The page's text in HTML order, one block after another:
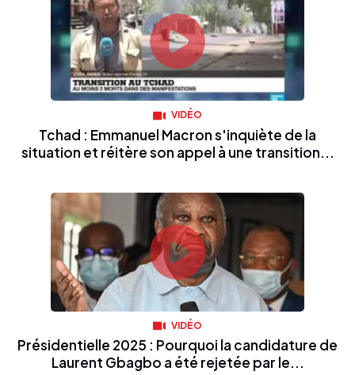
VIDÉO
Tchad : Emmanuel Macron s'inquiète de la
situation et réitère son appel à une transition...
VIDÉO
Présidentielle 2025 : Pourquoi la candidature de
Laurent Gbagbo a été rejetée par le...